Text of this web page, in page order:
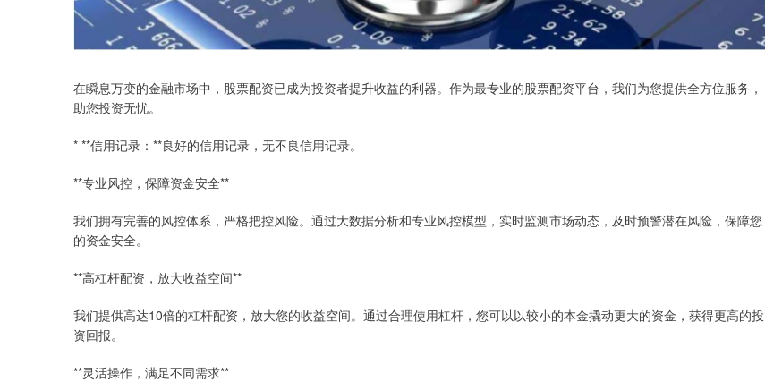
在瞬息万变的金融市场中，股票配资已成为投资者提升收益的利器。作为最专业的股票配资平台，我们为您提供全方位服务，
助您投资无忧。
* **信用记录：**良好的信用记录，无不良信用记录。
**专业风控，保障资金安全**
我们拥有完善的风控体系，严格把控风险。通过大数据分析和专业风控模型，实时监测市场动态，及时预警潜在风险，保障您
的资金安全。
**高杠杆配资，放大收益空间**
我们提供高达10倍的杠杆配资，放大您的收益空间。通过合理使用杠杆，您可以以较小的本金撬动更大的资金，获得更高的投
资回报。
**灵活操作，满足不同需求**